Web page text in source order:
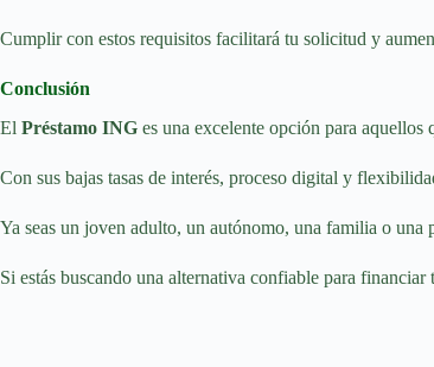
Cumplir con estos requisitos facilitará tu solicitud y
Conclusión
El Préstamo ING es una excelente opción para
Con sus bajas tasas de interés, proceso digital y
Ya seas un joven adulto, un autónomo, una familia o
Si estás buscando una alternativa confiable para